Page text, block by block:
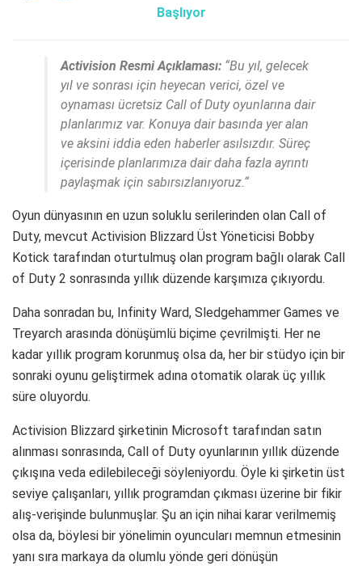
Başlıyor
Activision Resmi Açıklaması: “Bu yıl, gelecek
yıl ve sonrası için heyecan verici, özel ve
oynaması ücretsiz Call of Duty oyunlarına dair
planlarımız var. Konuya dair basında yer alan
ve aksini iddia eden haberler asılsızdır. Süreç
içerisinde planlarımıza dair daha fazla ayrıntı
paylaşmak için sabırsızlanıyoruz. “
Oyun dünyasının en uzun soluklu serilerinden olan Call of
Duty, mevcut Activision Blizzard Üst Yöneticisi Bobby
Kotick tarafından oturtulmuş olan program bağlı olarak Call
of Duty 2 sonrasında yıllık düzende karşımıza çıkıyordu.
Daha sonradan bu, Infinity Ward, Sledgehammer Games ve
Treyarch arasında dönüşümlü biçime çevrilmişti. Her ne
kadar yıllık program korunmuş olsa da, her bir stüdyo için bir
sonraki oyunu geliştirmek adına otomatik olarak üç yıllık
süre oluyordu.
Activision Blizzard şirketinin Microsoft tarafından satın
alınması sonrasında, Call of Duty oyunlarının yıllık düzende
çıkışına veda edilebileceği söyleniyordu. Öyle ki şirketin üst
seviye çalışanları, yıllık programdan çıkması üzerine bir fikir
alış-verişinde bulunmuşlar. Şu an için nihai karar verilmemiş
olsa da, böylesi bir yönelimin oyuncuları memnun etmesinin
yanı sıra markaya da olumlu yönde geri dönüşün